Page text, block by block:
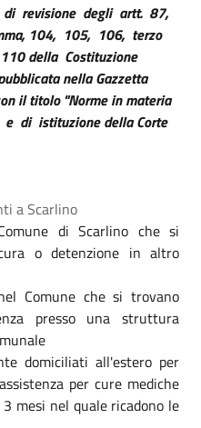
di revisione degli artt. 87,
104, 105, 106, terzo
della Costituzione
nella Gazzetta
il titolo "Norme in materia
di istituzione della Corte
a Scarlino
di Scarlino che si
o detenzione in altro
Comune che si trovano
presso una struttura
domiciliati all'estero per
per cure mediche
mesi nel quale ricadono le